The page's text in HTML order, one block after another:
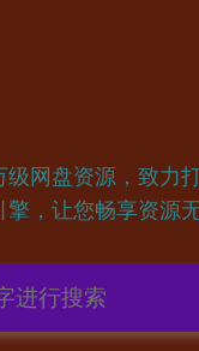
级网盘资源，致力
擎，让您畅享资源